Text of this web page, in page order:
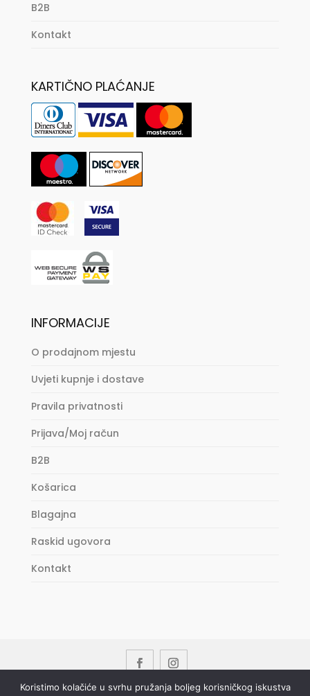
B2B
Kontakt
KARTIČNO PLAĆANJE
INFORMACIJE
O prodajnom mjestu
Uvjeti kupnje i dostave
Pravila privatnosti
Prijava/Moj račun
B2B
Košarica
Blagajna
Raskid ugovora
Kontakt
Koristimo kolačiće u svrhu pružanja boljeg korisničkog iskustva